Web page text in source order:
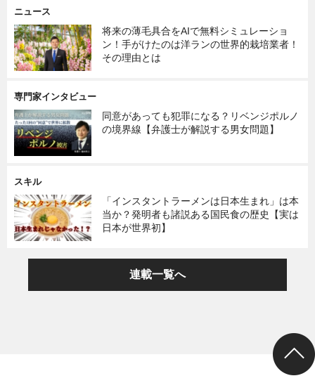
ニュース
将来の薄毛具合をAIで無料シミュレーショ
ン！手がけたのは洋ランの世界的栽培業者！
その理由とは
専門家インタビュー
同意があっても犯罪になる？リベンジポルノ
の境界線【弁護士が解説する男女問題】
スキル
「インスタントラーメンは日本生まれ」は本
当か？発明者も諸説ある国民食の歴史【実は
日本が世界初】
連載一覧へ